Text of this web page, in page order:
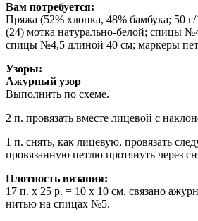
Вам потребуется:
Пряжа (52% хлопка, 48% бамбука; 50
(24) мотка натурально-белой; спицы
спицы №4,5 длиной 40 см; маркеры
Узоры:
Ажурный узор
Выполнить по схеме.
2 п. провязать вместе лицевой с
1 п. снять, как лицевую, провязать
провязанную петлю протянуть через
Плотность вязания:
17 п. х 25 р. = 10 х 10 см, связано
нитью на спицах №5.